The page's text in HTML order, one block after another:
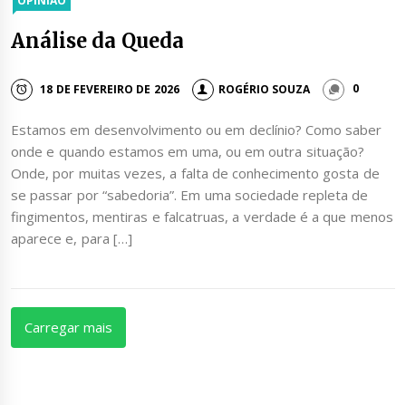
Análise da Queda
18 DE FEVEREIRO DE 2026 ROGÉRIO SOUZA 0
Estamos em desenvolvimento ou em declínio? Como saber
onde e quando estamos em uma, ou em outra situação?
Onde, por muitas vezes, a falta de conhecimento gosta de
se passar por “sabedoria”. Em uma sociedade repleta de
fingimentos, mentiras e falcatruas, a verdade é a que menos
aparece e, para […]
Carregar mais